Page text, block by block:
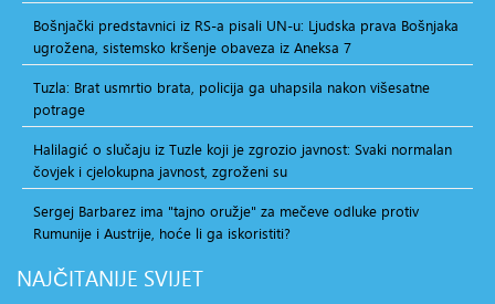
Bošnjački predstavnici iz RS-a pisali UN-u: Ljudska prava Bošnjaka
ugrožena, sistemsko kršenje obaveza iz Aneksa 7
Tuzla: Brat usmrtio brata, policija ga uhapsila nakon višesatne
potrage
Halilagić o slučaju iz Tuzle koji je zgrozio javnost: Svaki normalan
čovjek i cjelokupna javnost, zgroženi su
Sergej Barbarez ima "tajno oružje" za mečeve odluke protiv
Rumunije i Austrije, hoće li ga iskoristiti?
NAJČITANIJE SVIJET